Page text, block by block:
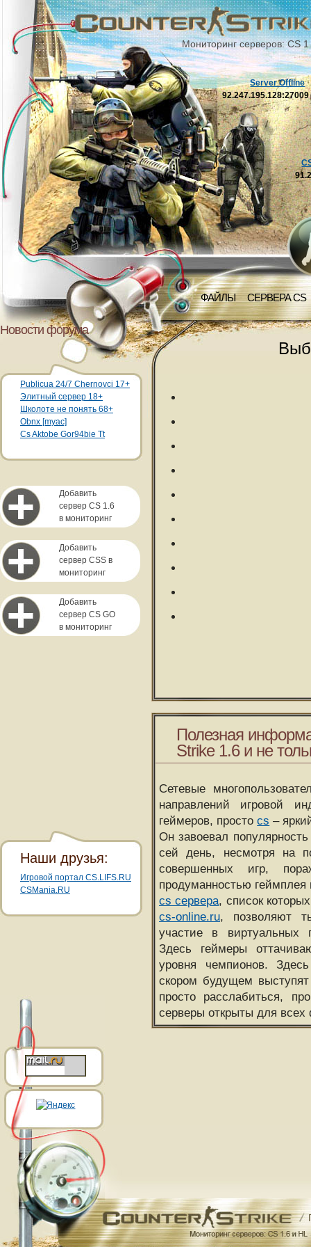
Мониторинг серверов: CS
ФАЙЛЫ СЕРВЕРА CS
Server Offline
92.247.195.128:27009
Новости форума
Publicua 24/7 Chernovci 17+
Элитный сервер 18+
Школоте не понять 68+
Obnx [myac]
Cs Aktobe Gor94bie Tt
Добавить
сервер CS 1.6
в мониторинг
Добавить
сервер CSS в
мониторинг
Добавить
сервер CS GO
в мониторинг
Полезная
Strike 1.6 и не
Сетевые
направлений игровой
геймеров, простоcs –
Он завоевал
сей день, несмотря на
совершенных игр,
продуманностью
cs сервера, список
cs-online.ru, позволяют
участие в виртуальных
Здесь геймеры
уровня чемпионов.
скором будущем
просто расслабиться,
серверы открыты для всех
Наши друзья:
Игровой портал CS.LIFS.RU
CSMania.RU